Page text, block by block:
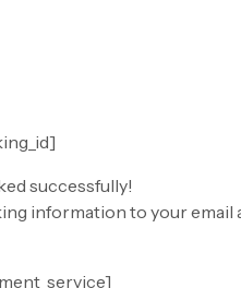
successfully!
information to your email